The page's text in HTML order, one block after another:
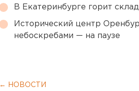
В Екатеринбурге горит
Исторический центр
небоскребами — на паузе
← НОВОСТИ